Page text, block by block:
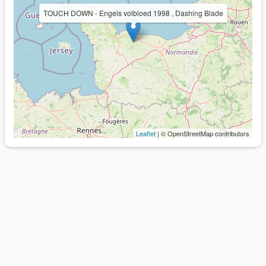
TOUCH DOWN - Engels volbloed 1998 , Dashing Blade
Leaflet | © OpenStreetMap contributors